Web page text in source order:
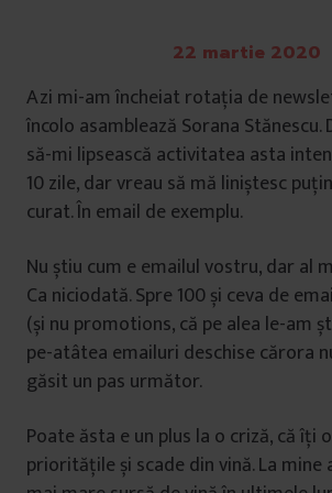
22 martie 2020
Azi mi-am încheiat rotația de
încolo asamblează Sorana Stănescu.
să-mi lipsească activitatea asta
10 zile, dar vreau să mă liniștesc
curat. În email de exemplu.
Nu știu cum e emailul vostru, dar al
Ca niciodată. Spre 100 și ceva de
(și nu promotions, că pe alea le-am
pe-atâtea emailuri deschise cărora
găsit un pas următor.
Poate ăsta e un plus la o criză, că îți
prioritățile și scade din vină. La